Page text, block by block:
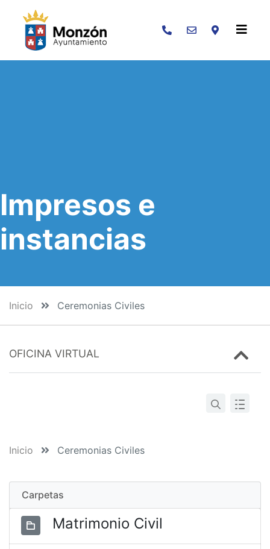
Buscar
Impresos e
instancias
Inicio Ceremonias Civiles
OFICINA VIRTUAL
Inicio Ceremonias Civiles
Carpetas
Matrimonio Civil